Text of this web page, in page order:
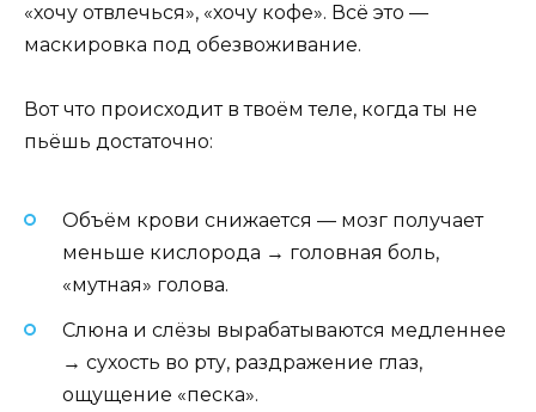
«хочу отвлечься», «хочу кофе». Всё это —
маскировка под обезвоживание.
Вот что происходит в твоём теле, когда ты не
пьёшь достаточно:
Объём крови снижается — мозг получает
меньше кислорода → головная боль,
«мутная» голова.
Слюна и слёзы вырабатываются медленнее
→ сухость во рту, раздражение глаз,
ощущение «песка».